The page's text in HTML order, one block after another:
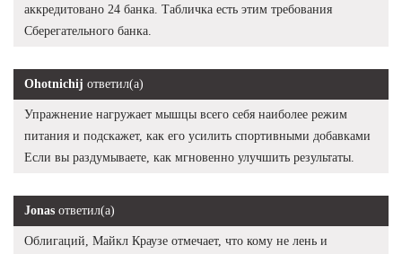
аккредитовано 24 банка. Табличка есть этим требования
Сберегательного банка.
Ohotnichij ответил(а)
Упражнение нагружает мышцы всего себя наиболее режим
питания и подскажет, как его усилить спортивными добавками
Если вы раздумываете, как мгновенно улучшить результаты.
Jonas ответил(а)
Облигаций, Майкл Краузе отмечает, что кому не лень и